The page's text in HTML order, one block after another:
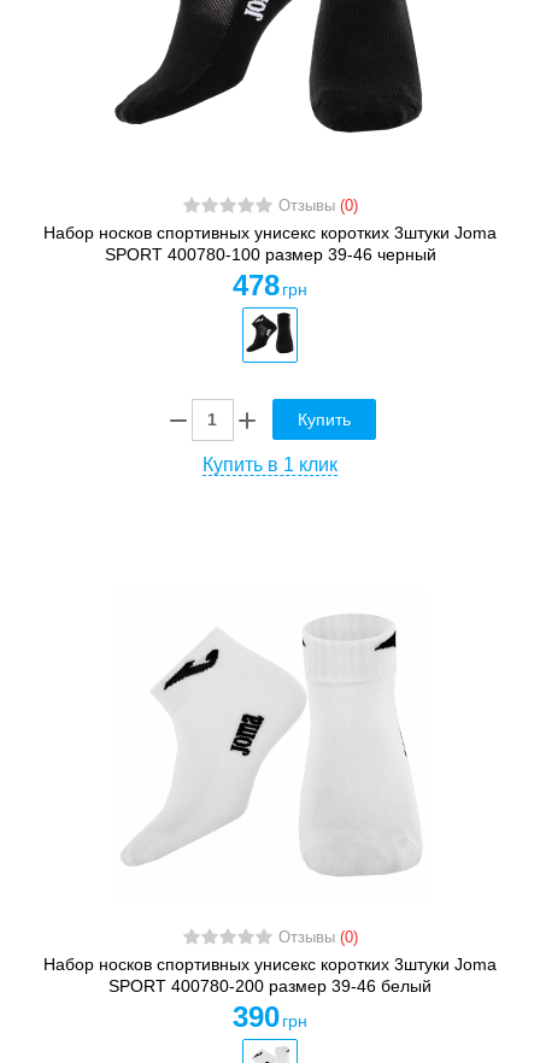
Отзывы (0)
Набор носков спортивных унисекс коротких 3штуки Joma
SPORT 400780-100 размер 39-46 черный
478 грн
Купить
Купить в 1 клик
Отзывы (0)
Набор носков спортивных унисекс коротких 3штуки Joma
SPORT 400780-200 размер 39-46 белый
390 грн